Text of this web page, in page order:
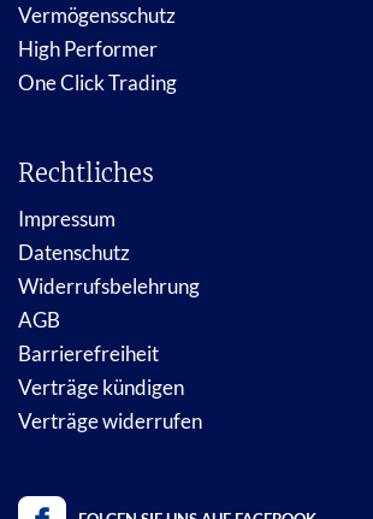
Vermögensschutz
High Performer
One Click Trading
Rechtliches
Impressum
Datenschutz
Widerrufsbelehrung
AGB
Barrierefreiheit
Verträge kündigen
Verträge widerrufen